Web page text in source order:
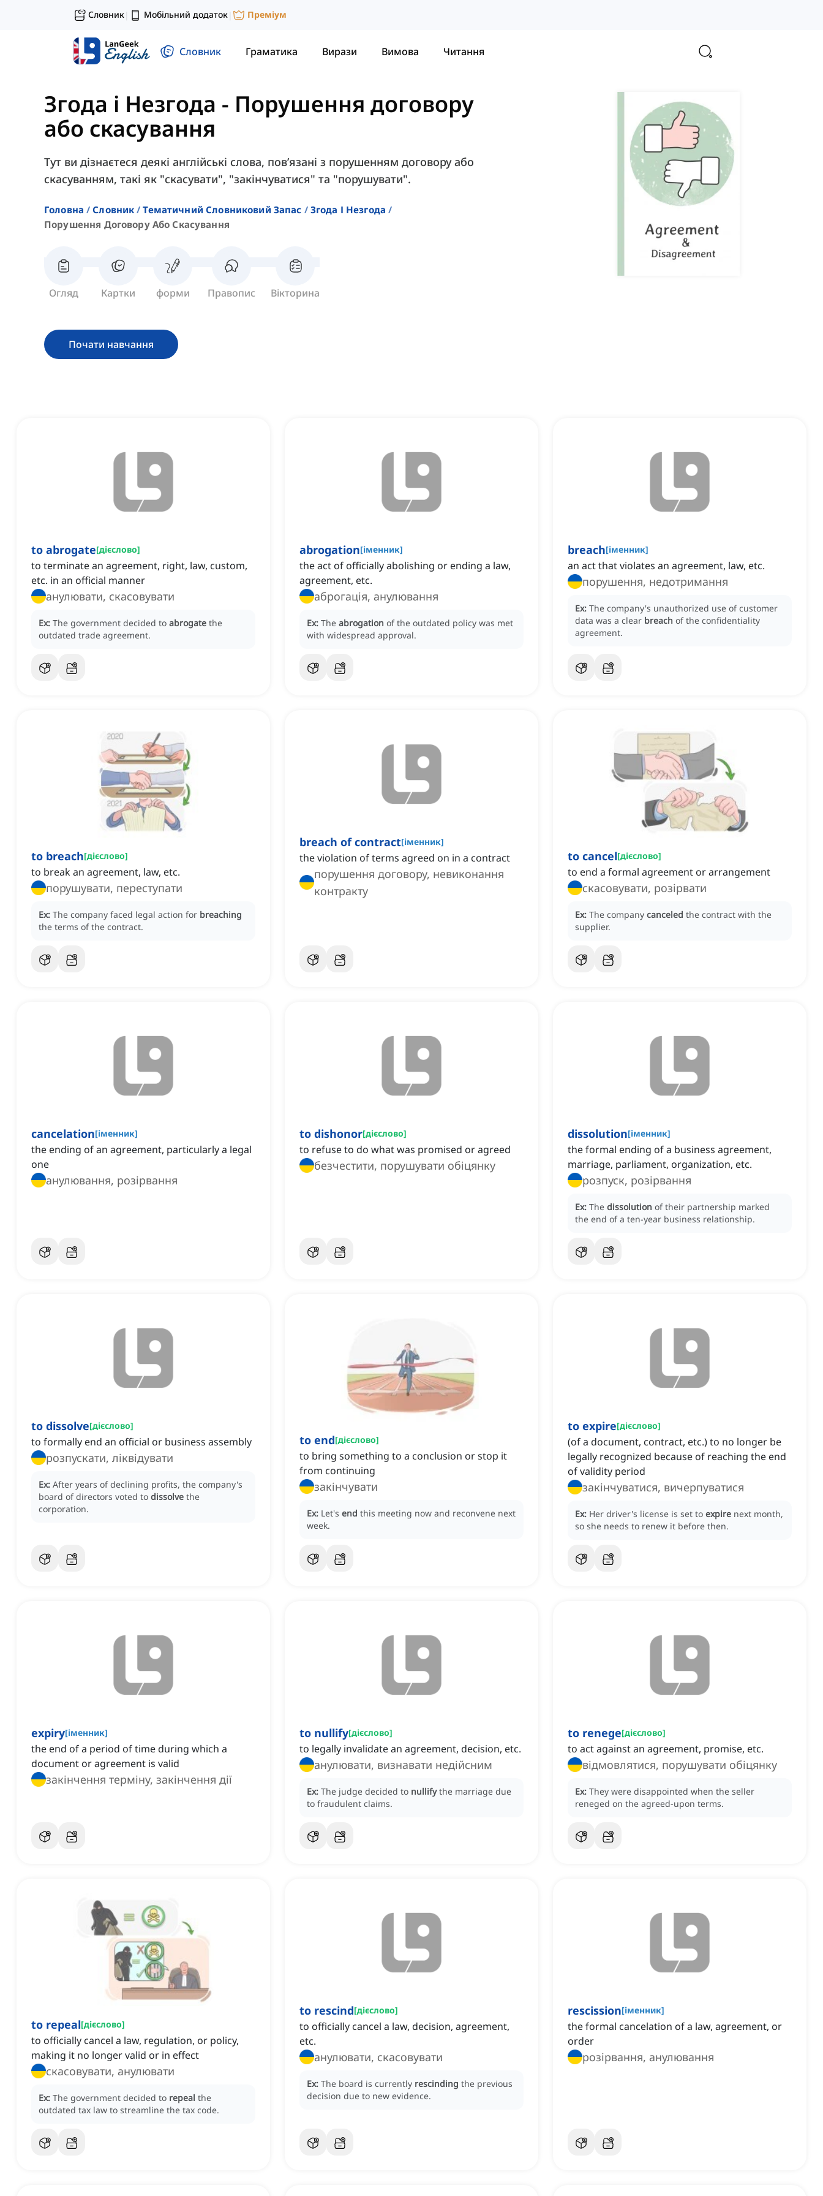
Словник| Мобільний додаток| Преміум
Словник Граматика Вирази Вимова Читання
Згода і Незгода - Порушення договору
або скасування
Тут ви дізнаєтеся деякі англійські слова, пов’язані з порушенням договору або
скасуванням, такі як "скасувати", "закінчуватися" та "порушувати".
Головна Словник Тематичний Словниковий Запас
Згода І Незгода
Порушення Договору Або Скасування
Огляд Картки форми Правопис Вікторина
Почати навчання
to abrogate[дієслово]
to terminate an agreement, right, law, custom,
etc. in an official manner
анулювати, скасовувати
Ex: The government decided to abrogate the
outdated trade agreement.
abrogation[іменник]
the act of officially abolishing or ending a law,
agreement, etc.
аброгація, анулювання
Ex: The abrogation of the outdated policy was met
with widespread approval.
breach[іменник]
an act that violates an agreement, law, etc.
порушення, недотримання
Ex: The company's unauthorized use of customer
data was a clear breach of the confidentiality
agreement.
to breach[дієслово]
to break an agreement, law, etc.
порушувати, переступати
Ex: The company faced legal action for breaching
the terms of the contract.
breach of contract[іменник]
the violation of terms agreed on in a contract
порушення договору, невиконання
контракту
to cancel[дієслово]
to end a formal agreement or arrangement
скасовувати, розірвати
Ex: The company canceled the contract with the
supplier.
cancelation[іменник]
the ending of an agreement, particularly a legal
one
анулювання, розірвання
to dishonor[дієслово]
to refuse to do what was promised or agreed
безчестити, порушувати обіцянку
dissolution[іменник]
the formal ending of a business agreement,
marriage, parliament, organization, etc.
розпуск, розірвання
Ex: The dissolution of their partnership marked
the end of a ten-year business relationship.
to dissolve[дієслово]
to formally end an official or business assembly
розпускати, ліквідувати
Ex: After years of declining profits, the company's
board of directors voted to dissolve the
corporation.
to end[дієслово]
to bring something to a conclusion or stop it
from continuing
закінчувати
Ex: Let's end this meeting now and reconvene next
week.
to expire[дієслово]
(of a document, contract, etc.) to no longer be
legally recognized because of reaching the end
of validity period
закінчуватися, вичерпуватися
Ex: Her driver's license is set to expire next month,
so she needs to renew it before then.
expiry[іменник]
the end of a period of time during which a
document or agreement is valid
закінчення терміну, закінчення дії
to nullify[дієслово]
to legally invalidate an agreement, decision, etc.
анулювати, визнавати недійсним
Ex: The judge decided to nullify the marriage due
to fraudulent claims.
to renege[дієслово]
to act against an agreement, promise, etc.
відмовлятися, порушувати обіцянку
Ex: They were disappointed when the seller
reneged on the agreed-upon terms.
to repeal[дієслово]
to officially cancel a law, regulation, or policy,
making it no longer valid or in effect
скасовувати, анулювати
Ex: The government decided to repeal the
outdated tax law to streamline the tax code.
to rescind[дієслово]
to officially cancel a law, decision, agreement,
etc.
анулювати, скасовувати
Ex: The board is currently rescinding the previous
decision due to new evidence.
rescission[іменник]
the formal cancelation of a law, agreement, or
order
розірвання, анулювання